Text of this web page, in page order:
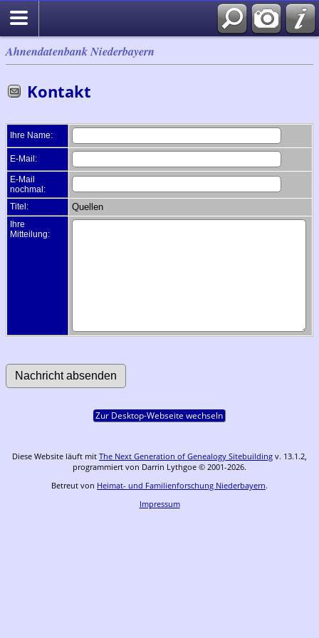
Ahnendatenbank Niederbayern
Kontakt
Ihre Name:
E-Mail:
E-Mail
nochmal:
Titel:
Quellen
Ihre
Mitteilung:
Zur Desktop-Webseite wechseln
Diese Website läuft mit The Next Generation of Genealogy Sitebuilding v. 13.1.2,
programmiert von Darrin Lythgoe © 2001-2026.
Betreut von Heimat- und Familienforschung Niederbayern.
Impressum